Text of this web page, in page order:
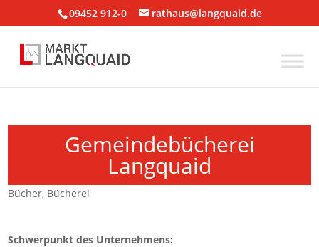
09452 912-0 rathaus@langquaid.de
Gemeindebücherei
Langquaid
Bücher, Bücherei
Schwerpunkt des Unternehmens: